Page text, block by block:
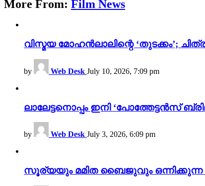
More From: Film News
വിസ്മയ മോഹൻലാലിന്റെ ‘തുടക്കം’;
by Web Desk July 10, 2026, 7:09 pm
ലാലേട്ടനൊപ്പം ഇനി ‘പോത്തേട്ടൻസ്
by Web Desk July 3, 2026, 6:09 pm
സൂര്യയും മമിത ബൈജുവും ഒന്നിക്കുന്ന